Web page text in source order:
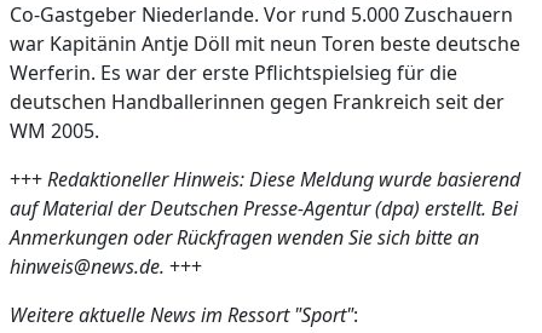
Co-Gastgeber Niederlande. Vor rund 5.000 Zuschauern
war Kapitänin Antje Döll mit neun Toren beste deutsche
Werferin. Es war der erste Pflichtspielsieg für die
deutschen Handballerinnen gegen Frankreich seit der
WM 2005.
+++Redaktioneller Hinweis: Diese Meldung wurde basierend
auf Material der Deutschen Presse-Agentur (dpa) erstellt. Bei
Anmerkungen oder Rückfragen wenden Sie sich bitte an
hinweis@news.de. +++
Weitere aktuelle News im Ressort "Sport":